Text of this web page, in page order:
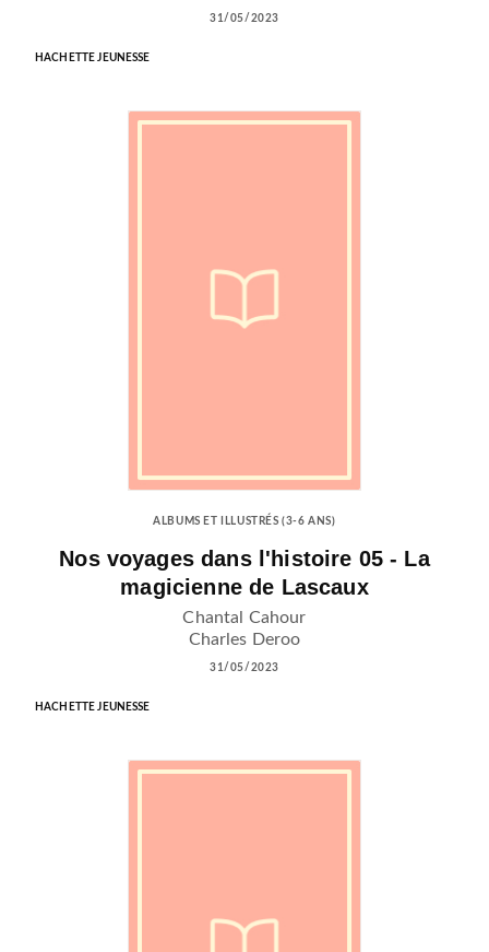
31/05/2023
HACHETTE JEUNESSE
ALBUMS ET ILLUSTRÉS (3-6 ANS)
Nos voyages dans l'histoire 05 - La
magicienne de Lascaux
Chantal Cahour
Charles Deroo
31/05/2023
HACHETTE JEUNESSE